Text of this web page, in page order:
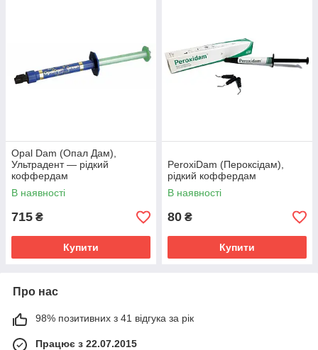
Opal Dam (Опал Дам),
Ультрадент — рідкий
коффердам
В наявності
715 ₴
Купити
PeroxiDam (Пероксідам),
рідкий коффердам
В наявності
80 ₴
Купити
Про нас
98% позитивних з 41 відгука за рік
Працює з 22.07.2015